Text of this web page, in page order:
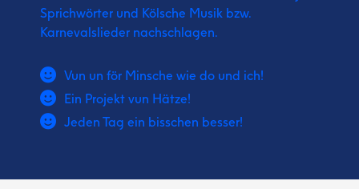
Sprichwörter und Kölsche Musik bzw.
Karnevalslieder nachschlagen.
Vun un för Minsche wie do und ich!
Ein Projekt vun Hätze!
Jeden Tag ein bisschen besser!